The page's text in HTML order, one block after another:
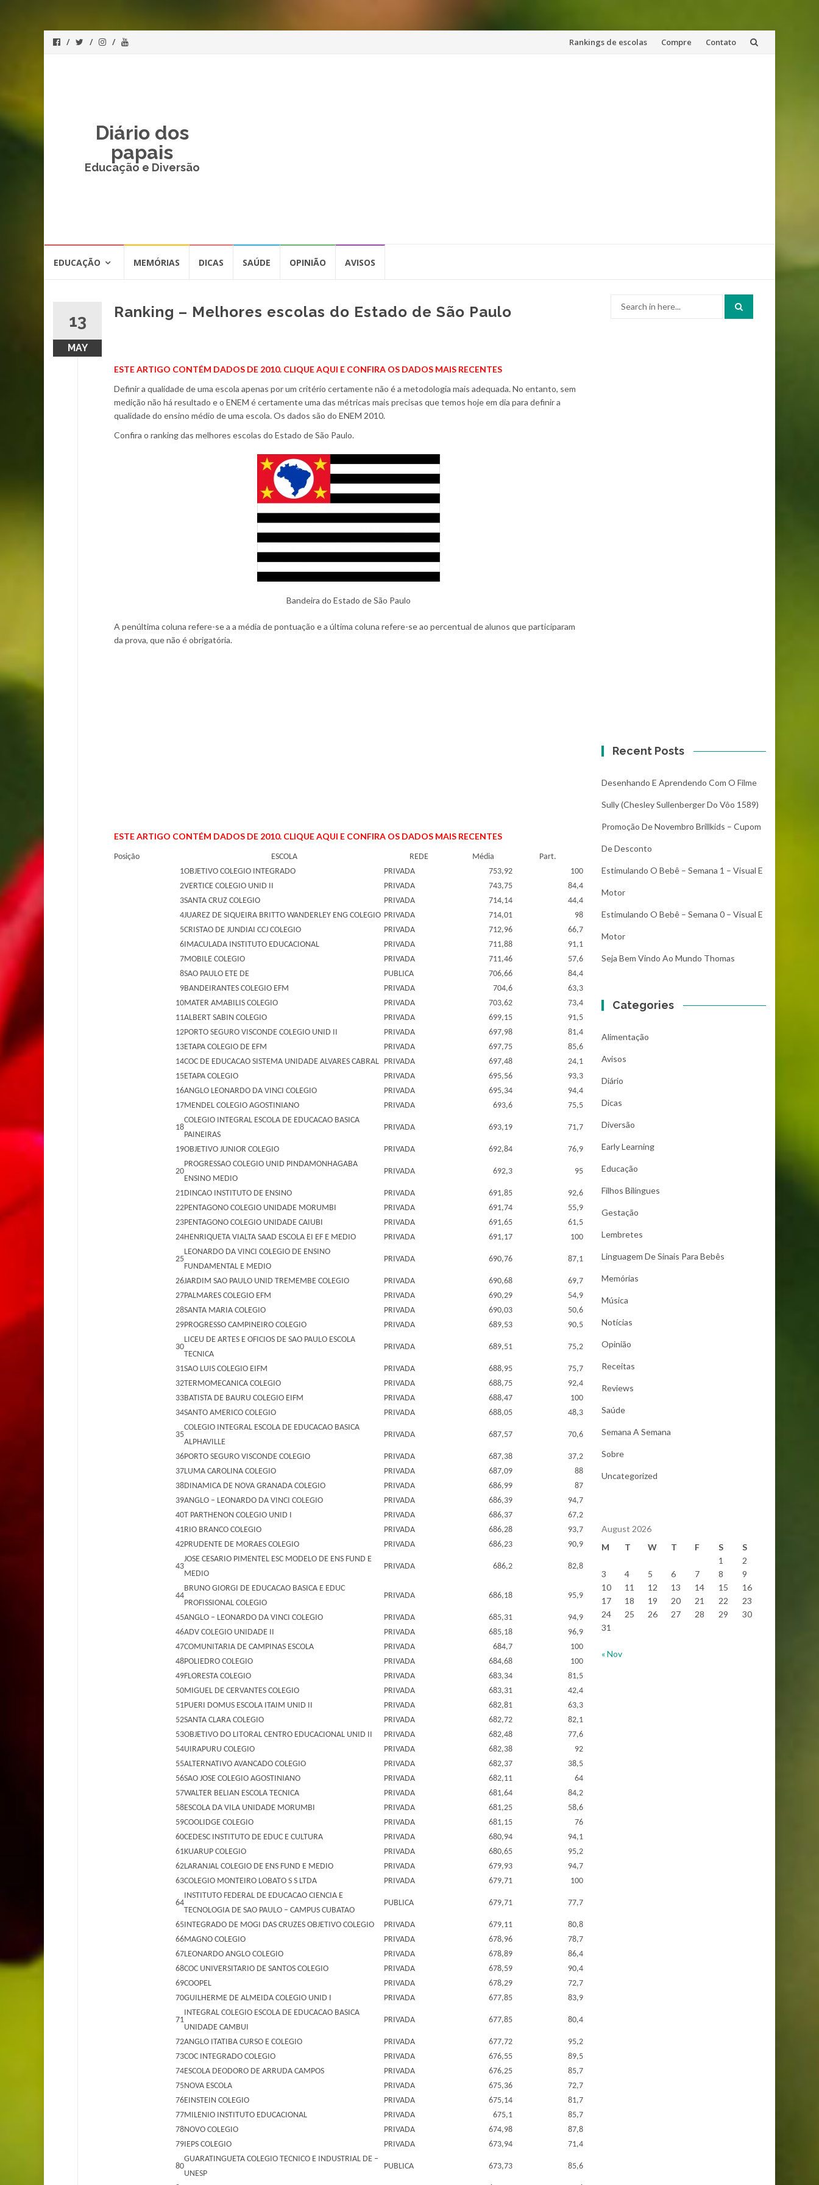
Skip
Rankings de escolas Compre Contato
Diário dos
papais
Educação e Diversão
EDUCAÇÃO MEMÓRIAS DICAS SAÚDE OPINIÃO AVISOS
13
MAY
Ranking – Melhores escolas do Estado de São Paulo
ESTE ARTIGO CONTÉM DADOS DE 2010. CLIQUE AQUI E CONFIRA OS DADOS MAIS RECENTES
Definir a qualidade de uma escola apenas por um critério certamente não é a metodologia mais adequada. No entanto, sem
medição não há resultado e o ENEM é certamente uma das métricas mais precisas que temos hoje em dia para definir a
qualidade do ensino médio de uma escola. Os dados são do ENEM 2010.
Confira o ranking das melhores escolas do Estado de São Paulo.
Bandeira do Estado de São Paulo
A penúltima coluna refere-se a a média de pontuação e a última coluna refere-se ao percentual de alunos que participaram
da prova, que não é obrigatória.
ESTE ARTIGO CONTÉM DADOS DE 2010. CLIQUE AQUI E CONFIRA OS DADOS MAIS RECENTES
Posição ESCOLA REDE Média
Part.
1OBJETIVO COLEGIO INTEGRADO PRIVADA 753,92
100
2VERTICE COLEGIO UNID II PRIVADA 743,75
84,4
3SANTA CRUZ COLEGIO PRIVADA 714,14
44,4
4JUAREZ DE SIQUEIRA BRITTO WANDERLEY ENG COLEGIO PRIVADA 714,01
98
5CRISTAO DE JUNDIAI CCJ COLEGIO PRIVADA 712,96
66,7
6IMACULADA INSTITUTO EDUCACIONAL PRIVADA 711,88
91,1
7MOBILE COLEGIO PRIVADA 711,46
57,6
8SAO PAULO ETE DE PUBLICA 706,66
84,4
9BANDEIRANTES COLEGIO EFM PRIVADA 704,6
63,3
10MATER AMABILIS COLEGIO PRIVADA 703,62
73,4
11ALBERT SABIN COLEGIO PRIVADA 699,15
91,5
12PORTO SEGURO VISCONDE COLEGIO UNID II PRIVADA 697,98
81,4
13ETAPA COLEGIO DE EFM PRIVADA 697,75
85,6
14COC DE EDUCACAO SISTEMA UNIDADE ALVARES CABRAL PRIVADA 697,48
24,1
15ETAPA COLEGIO PRIVADA 695,56
93,3
16ANGLO LEONARDO DA VINCI COLEGIO PRIVADA 695,34
94,4
17MENDEL COLEGIO AGOSTINIANO PRIVADA 693,6 75,5
18
COLEGIO INTEGRAL ESCOLA DE EDUCACAO BASICA
PAINEIRAS
PRIVADA 693,19 71,7
19OBJETIVO JUNIOR COLEGIO PRIVADA 692,84 76,9
20
PROGRESSAO COLEGIO UNID PINDAMONHAGABA
ENSINO MEDIO
PRIVADA 692,3 95
21DINCAO INSTITUTO DE ENSINO PRIVADA 691,85
92,6
22PENTAGONO COLEGIO UNIDADE MORUMBI PRIVADA 691,74
55,9
23PENTAGONO COLEGIO UNIDADE CAIUBI PRIVADA 691,65
61,5
24HENRIQUETA VIALTA SAAD ESCOLA EI EF E MEDIO PRIVADA 691,17 100
25
LEONARDO DA VINCI COLEGIO DE ENSINO
FUNDAMENTAL E MEDIO
PRIVADA 690,76 87,1
26JARDIM SAO PAULO UNID TREMEMBE COLEGIO PRIVADA 690,68
69,7
27PALMARES COLEGIO EFM PRIVADA 690,29
54,9
28SANTA MARIA COLEGIO PRIVADA 690,03
50,6
29PROGRESSO CAMPINEIRO COLEGIO PRIVADA 689,53 90,5
30
LICEU DE ARTES E OFICIOS DE SAO PAULO ESCOLA
TECNICA
PRIVADA 689,51 75,2
31SAO LUIS COLEGIO EIFM PRIVADA 688,95
75,7
32TERMOMECANICA COLEGIO PRIVADA 688,75
92,4
33BATISTA DE BAURU COLEGIO EIFM PRIVADA 688,47
100
34SANTO AMERICO COLEGIO PRIVADA 688,05 48,3
35
COLEGIO INTEGRAL ESCOLA DE EDUCACAO BASICA
ALPHAVILLE
PRIVADA 687,57 70,6
36PORTO SEGURO VISCONDE COLEGIO PRIVADA 687,38
37,2
37LUMA CAROLINA COLEGIO PRIVADA 687,09
88
38DINAMICA DE NOVA GRANADA COLEGIO PRIVADA 686,99
87
39ANGLO – LEONARDO DA VINCI COLEGIO PRIVADA 686,39
94,7
40T PARTHENON COLEGIO UNID I PRIVADA 686,37
67,2
41RIO BRANCO COLEGIO PRIVADA 686,28
93,7
42PRUDENTE DE MORAES COLEGIO PRIVADA 686,23 90,9
43
JOSE CESARIO PIMENTEL ESC MODELO DE ENS FUND E
MEDIO
PRIVADA 686,2 82,8
44
BRUNO GIORGI DE EDUCACAO BASICA E EDUC
PROFISSIONAL COLEGIO
PRIVADA 686,18 95,9
45ANGLO – LEONARDO DA VINCI COLEGIO PRIVADA 685,31
94,9
46ADV COLEGIO UNIDADE II PRIVADA 685,18
96,9
47COMUNITARIA DE CAMPINAS ESCOLA PRIVADA 684,7
100
48POLIEDRO COLEGIO PRIVADA 684,68
100
49FLORESTA COLEGIO PRIVADA 683,34
81,5
50MIGUEL DE CERVANTES COLEGIO PRIVADA 683,31
42,4
51PUERI DOMUS ESCOLA ITAIM UNID II PRIVADA 682,81
63,3
52SANTA CLARA COLEGIO PRIVADA 682,72
82,1
53OBJETIVO DO LITORAL CENTRO EDUCACIONAL UNID II PRIVADA 682,48
77,6
54UIRAPURU COLEGIO PRIVADA 682,38
92
55ALTERNATIVO AVANCADO COLEGIO PRIVADA 682,37
38,5
56SAO JOSE COLEGIO AGOSTINIANO PRIVADA 682,11
64
57WALTER BELIAN ESCOLA TECNICA PRIVADA 681,64
84,2
58ESCOLA DA VILA UNIDADE MORUMBI PRIVADA 681,25
58,6
59COOLIDGE COLEGIO PRIVADA 681,15
76
60CEDESC INSTITUTO DE EDUC E CULTURA PRIVADA 680,94
94,1
61KUARUP COLEGIO PRIVADA 680,65
95,2
62LARANJAL COLEGIO DE ENS FUND E MEDIO PRIVADA 679,93
94,7
63COLEGIO MONTEIRO LOBATO S S LTDA PRIVADA 679,71 100
64
INSTITUTO FEDERAL DE EDUCACAO CIENCIA E
TECNOLOGIA DE SAO PAULO – CAMPUS CUBATAO
PUBLICA 679,71 77,7
65INTEGRADO DE MOGI DAS CRUZES OBJETIVO COLEGIO PRIVADA 679,11
80,8
66MAGNO COLEGIO PRIVADA 678,96
78,7
67LEONARDO ANGLO COLEGIO PRIVADA 678,89
86,4
68COC UNIVERSITARIO DE SANTOS COLEGIO PRIVADA 678,59
90,4
69COOPEL PRIVADA 678,29
72,7
70GUILHERME DE ALMEIDA COLEGIO UNID I PRIVADA 677,85 83,9
71
INTEGRAL COLEGIO ESCOLA DE EDUCACAO BASICA
UNIDADE CAMBUI
PRIVADA 677,85 80,4
72ANGLO ITATIBA CURSO E COLEGIO PRIVADA 677,72
95,2
73COC INTEGRADO COLEGIO PRIVADA 676,55
89,5
74ESCOLA DEODORO DE ARRUDA CAMPOS PRIVADA 676,25
85,7
75NOVA ESCOLA PRIVADA 675,36
72,7
76EINSTEIN COLEGIO PRIVADA 675,14
81,7
77MILENIO INSTITUTO EDUCACIONAL PRIVADA 675,1
85,7
78NOVO COLEGIO PRIVADA 674,98
87,8
79IEPS COLEGIO PRIVADA 673,94 71,4
80
GUARATINGUETA COLEGIO TECNICO E INDUSTRIAL DE –
UNESP
PUBLICA 673,73 85,6
Recent Posts
Desenhando E Aprendendo Com O Filme
Sully (Chesley Sullenberger Do Vôo 1589)
Promoção De Novembro Brillkids – Cupom
De Desconto
Estimulando O Bebê – Semana 1 – Visual E
Motor
Estimulando O Bebê – Semana 0 – Visual E
Motor
Seja Bem Vindo Ao Mundo Thomas
Categories
Alimentação
Avisos
Diário
Dicas
Diversão
Early Learning
Educação
Filhos Bilíngues
Gestação
Lembretes
Linguagem De Sinais Para Bebês
Memórias
Música
Notícias
Opinião
Receitas
Reviews
Saúde
Semana A Semana
Sobre
Uncategorized
August 2026
M
T W T F S
S
1
2
3
4 5 6 7 8
9
10
11 12 13 14 15
16
17
18 19 20 21 22
23
24
25 26 27 28 29
30
31
« Nov